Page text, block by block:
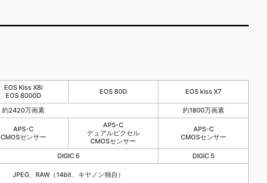
EOS Kiss X8i
EOS 8000D
EOS 80D EOS kiss X7
約2420万画素 約1800万画素
APS-C
CMOSセンサー
APS-C
デュアルピクセル
CMOSセンサー
APS-C
CMOSセンサー
DIGIC 6
DIGIC 5
JPEG、RAW（14bit、キヤノン独自）